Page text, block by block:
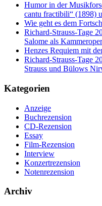
Humor in der
cantu fractibili“ (1898)
Wie geht es dem
Richard-Strauss-Tage
Salome als Kammeroper
Henzes Requiem mit
Richard-Strauss-Tage
Strauss und Bülows
Kategorien
Anzeige
Buchrezension
CD-Rezension
Essay
Film-Rezension
Interview
Konzertrezension
Notenrezension
Archiv